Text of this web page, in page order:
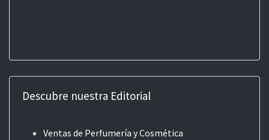
Descubre nuestra Editorial
Ventas de Perfumería y Cosmética